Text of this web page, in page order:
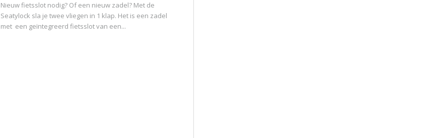
Nieuw fietsslot nodig? Of een nieuw zadel? Met de
Seatylock sla je twee vliegen in 1 klap. Het is een zadel
met een geïntegreerd fietsslot van een...